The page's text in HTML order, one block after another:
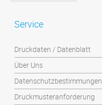
Plattendruck und Schilder
Service
Druckdaten / Datenblatt
Über Uns
Datenschutzbestimmungen
Druckmusteranforderung